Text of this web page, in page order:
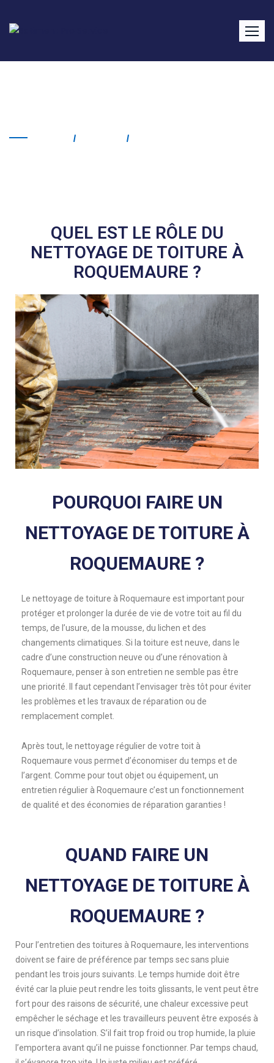
QUEL EST LE RÔLE DU
NETTOYAGE DE TOITURE À
ROQUEMAURE ?
POURQUOI FAIRE UN
NETTOYAGE DE TOITURE À
ROQUEMAURE ?
Le nettoyage de toiture à Roquemaure est important pour
protéger et prolonger la durée de vie de votre toit au fil du
temps, de l’usure, de la mousse, du lichen et des
changements climatiques. Si la toiture est neuve, dans le
cadre d’une construction neuve ou d’une rénovation à
Roquemaure, penser à son entretien ne semble pas être
une priorité. Il faut cependant l’envisager très tôt pour éviter
les problèmes et les travaux de réparation ou de
remplacement complet.
Après tout, le nettoyage régulier de votre toit à
Roquemaure vous permet d’économiser du temps et de
l’argent. Comme pour tout objet ou équipement, un
entretien régulier à Roquemaure c’est un fonctionnement
de qualité et des économies de réparation garanties !
QUAND FAIRE UN
NETTOYAGE DE TOITURE À
ROQUEMAURE ?
Pour l’entretien des toitures à Roquemaure, les interventions
doivent se faire de préférence par temps sec sans pluie
pendant les trois jours suivants. Le temps humide doit être
évité car la pluie peut rendre les toits glissants, le vent peut être
fort pour des raisons de sécurité, une chaleur excessive peut
empêcher le séchage et les travailleurs peuvent être exposés à
un risque d’insolation. S’il fait trop froid ou trop humide, la pluie
l’emportera avant qu’il ne puisse fonctionner. Par temps chaud,